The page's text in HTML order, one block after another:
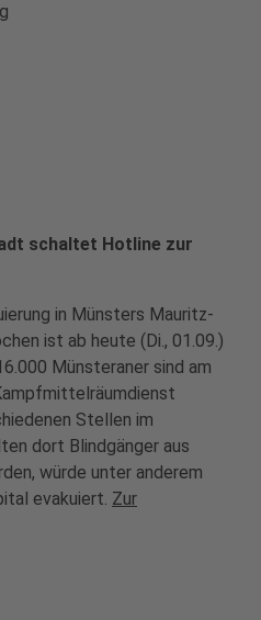
schaltet Hotline zur
in Münsters Mauritz-
ist ab heute (Di., 01.09.)
Münsteraner sind am
Stellen im
dort Blindgänger aus
würde unter anderem
evakuiert. Zur